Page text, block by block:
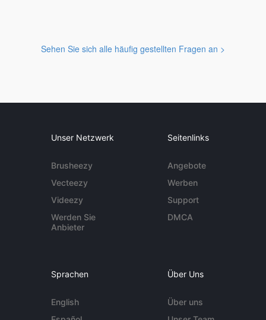
Sehen Sie sich alle häufig gestellten Fragen an >
Unser Netzwerk
Brusheezy
Vecteezy
Videezy
Werden Sie
Anbieter
Seitenlinks
Angebote
Werben
Support
DMCA
Sprachen
English
Über Uns
Über uns